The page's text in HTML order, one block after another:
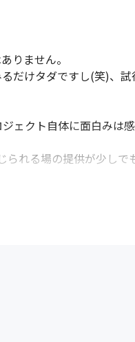
りません。
だけタダですし(笑)、
ェクト自体に面白みは
れる場の提供が少しで
緒に作り上げていきませ
わからない事などは
ること、基本的な操作
ン研修の受講費を弊社